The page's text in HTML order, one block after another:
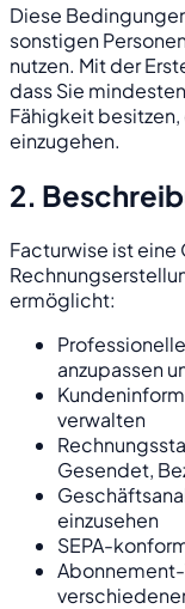
Diese
sonstigen
nutzen. Mit der
dass Sie
Fähigkeit
einzugehen.
2.
Facturwise ist
ermöglicht:
anzupassen
verwalten
Gesendet,
einzusehen
SEPA-
Abonnement-